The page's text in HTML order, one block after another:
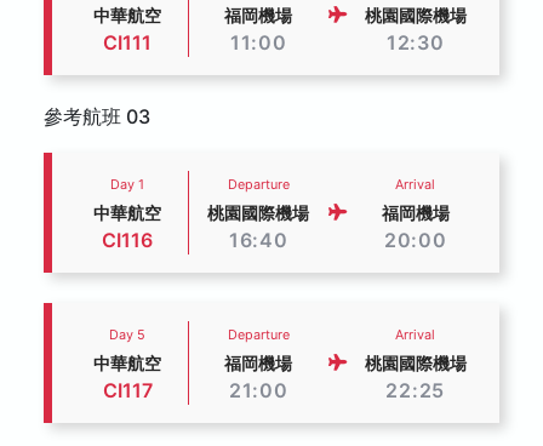
中華航空
CI111
福岡機場
11:00
桃園國際機場
12:30
參考航班 03
Day 1
中華航空
CI116
Departure
桃園國際機場
16:40
Arrival
福岡機場
20:00
Day 5
中華航空
CI117
Departure
福岡機場
21:00
Arrival
桃園國際機場
22:25